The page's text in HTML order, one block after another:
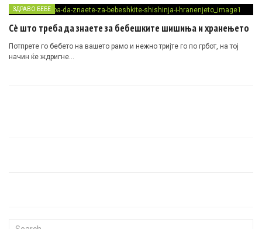
ЗДРАВО БЕБЕ
Сè што треба да знаете за бебешките шишиња и хранењето
Потпрете го бебето на вашето рамо и нежно тријте го по грбот, на тој
начин ќе ждригне…
Search for: